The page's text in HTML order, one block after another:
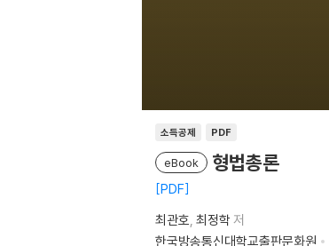
소득공제 PDF
eBook 형법총론
PDF
최관호 최정학 저
한국방송통신대학교출판문화원